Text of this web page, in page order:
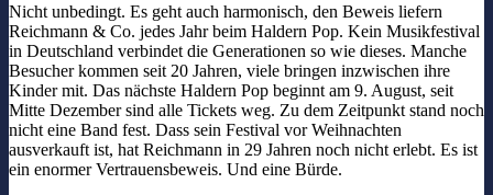
Nicht unbedingt. Es geht auch harmonisch, den Beweis liefern
Reichmann & Co. jedes Jahr beim Haldern Pop. Kein Musikfestival
in Deutschland verbindet die Generationen so wie dieses. Manche
Besucher kommen seit 20 Jahren, viele bringen inzwischen ihre
Kinder mit. Das nächste Haldern Pop beginnt am 9. August, seit
Mitte Dezember sind alle Tickets weg. Zu dem Zeitpunkt stand noch
nicht eine Band fest. Dass sein Festival vor Weihnachten
ausverkauft ist, hat Reichmann in 29 Jahren noch nicht erlebt. Es ist
ein enormer Vertrauensbeweis. Und eine Bürde.